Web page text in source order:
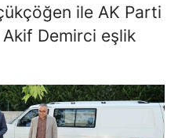
Hatay
Mersin
İstanbul
ile AK Parti
Demirci eşlik